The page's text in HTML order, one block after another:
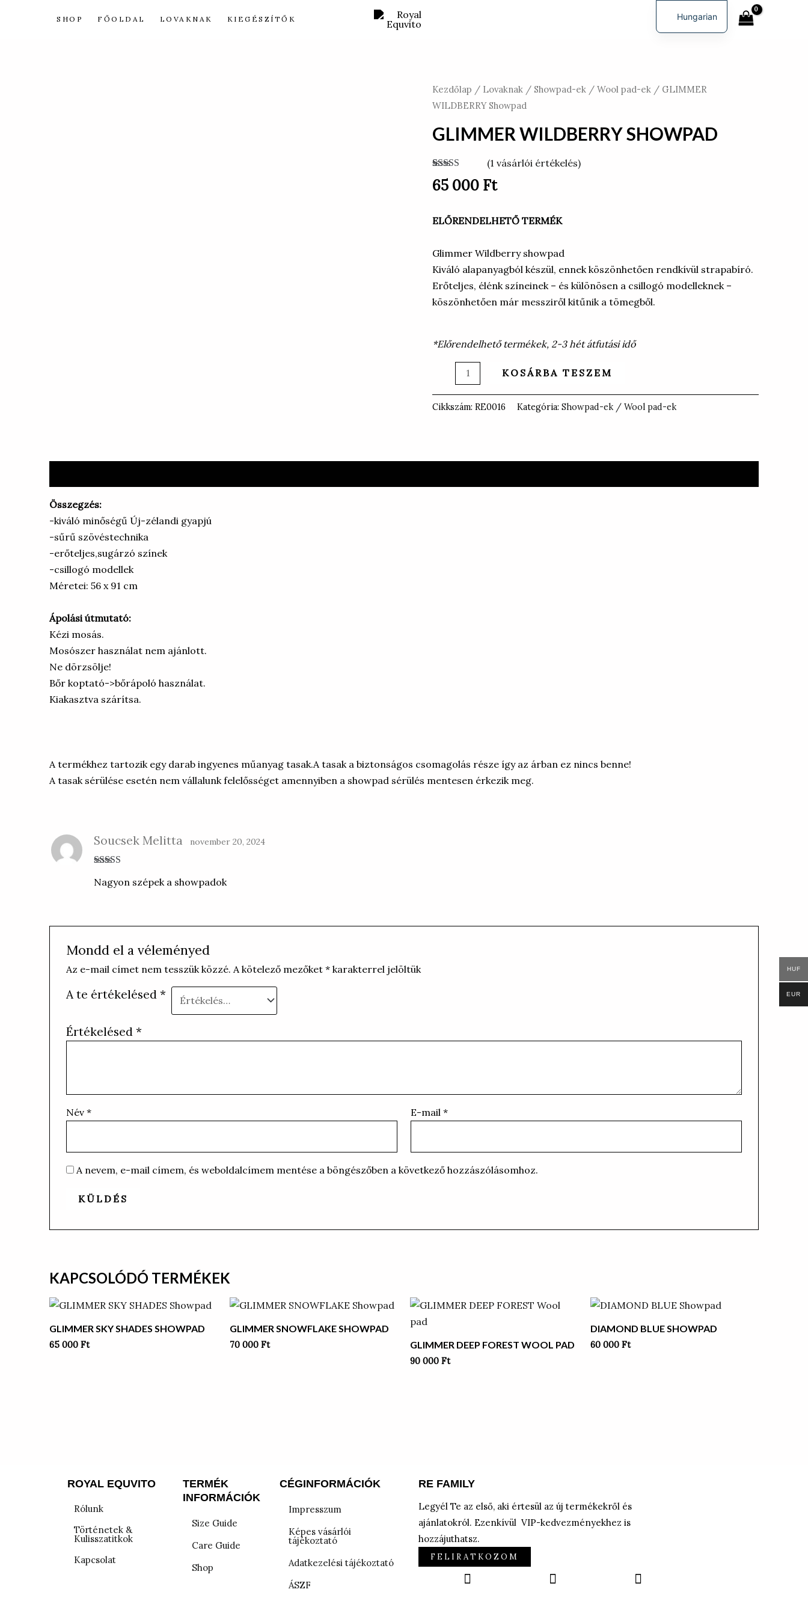
SHOP FŐOLDAL LOVAKNAK KIEGÉSZÍTŐK Search
Kezdőlap / Lovaknak / Showpad-ek / Wool pad-ek / GLIMMER
WILDBERRY Showpad
GLIMMER WILDBERRY SHOWPAD
Értékelés
5.00 az 5-
1
(1 vásárlói értékelés)
65 000 Ft
ELŐRENDELHETŐ TERMÉK
Glimmer Wildberry showpad
Kiváló alapanyagból készül, ennek köszönhetően rendkívül strapabíró.
Erőteljes, élénk színeinek – és különösen a csillogó modelleknek –
köszönhetően már messziről kitűnik a tömegből.
*Előrendelhető termékek, 2-3 hét átfutási idő
GLIMMER
WILDBERRY
mennyiség
KOSÁRBA TESZEM
Cikkszám:RE0016 Kategória:Showpad-ek / Wool pad-ek
Összegzés:
-kiváló minőségű Új-zélandi gyapjú
-sűrű szövéstechnika
-erőteljes,sugárzó színek
-csillogó modellek
Méretei: 56 x 91 cm
Ápolási útmutató:
Kézi mosás.
Mosószer használat nem ajánlott.
Ne dörzsölje!
Bőr koptató->bőrápoló használat.
Kiakasztva szárítsa.
A termékhez tartozik egy darab ingyenes műanyag tasak.A tasak a biztonságos csomagolás része így az árban ez nincs benne!
A tasak sérülése esetén nem vállalunk felelősséget amennyiben a showpad sérülés mentesen érkezik meg.
5
Soucsek Melitta november 20, 2024
Nagyon szépek a showpadok
Mondd el a véleményed
Az e-mail címet nem tesszük közzé. A kötelező mezőket *karakterrel jelöltük
A te értékelésed *
Értékelésed *
Név * E-mail*
A nevem, e-mail címem, és weboldalcímem mentése a böngészőben a következő hozzászólásomhoz.
KAPCSOLÓDÓ TERMÉKEK
GLIMMER SKY SHADES SHOWPAD
65 000 Ft
GLIMMER SNOWFLAKE SHOWPAD
70 000 Ft GLIMMER DEEP FOREST WOOL PAD
90 000 Ft
DIAMOND BLUE SHOWPAD
60 000 Ft
ROYAL EQUVITO
Rólunk
Történetek &
Kulisszatitkok
Kapcsolat
TERMÉK
INFORMÁCIÓK
Size Guide
Care Guide
Shop
CÉGINFORMÁCIÓK
Impresszum
Képes vásárlói
tájékoztató
Adatkezelési tájékoztató
ÁSZF
RE FAMILY
Legyél Te az első, aki értesül az új termékekről és
ajánlatokról. Ezenkívül VIP-kedvezményekhez is
hozzájuthatsz.
FELIRATKOZOM
HUF
EUR
Hungarian
English